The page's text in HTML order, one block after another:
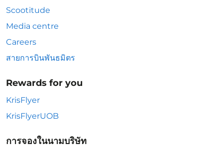
Scootitude
Media centre
Careers
สายการบินพันธมิตร
Rewards for you
KrisFlyer
KrisFlyerUOB
การจองในนามบริษัท